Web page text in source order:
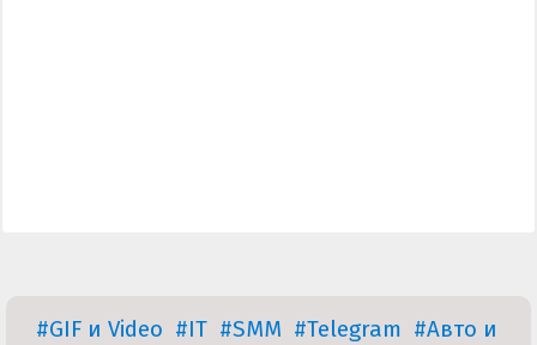
#GIF и Video #IT #SMM #Telegram #Авто и